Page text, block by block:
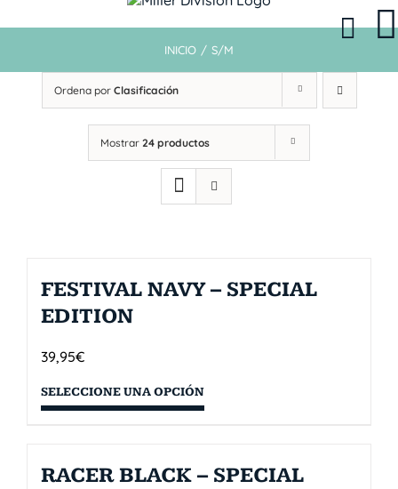
INICIO / S/M
Ordena por Clasificación
Mostrar 24 productos
FESTIVAL NAVY – SPECIAL
EDITION
39,95€
SELECCIONE UNA OPCIÓN
RACER BLACK – SPECIAL